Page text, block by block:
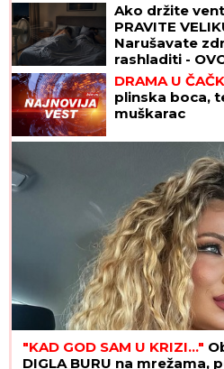
Ako držite
PRAVITE
Narušavate
rashladiti -
koristi, a pravi
DRAMA U
plinska boca,
muškarac
"KAD GOD SAM U KRIZI..."
DIGLA BURU na mrežama,